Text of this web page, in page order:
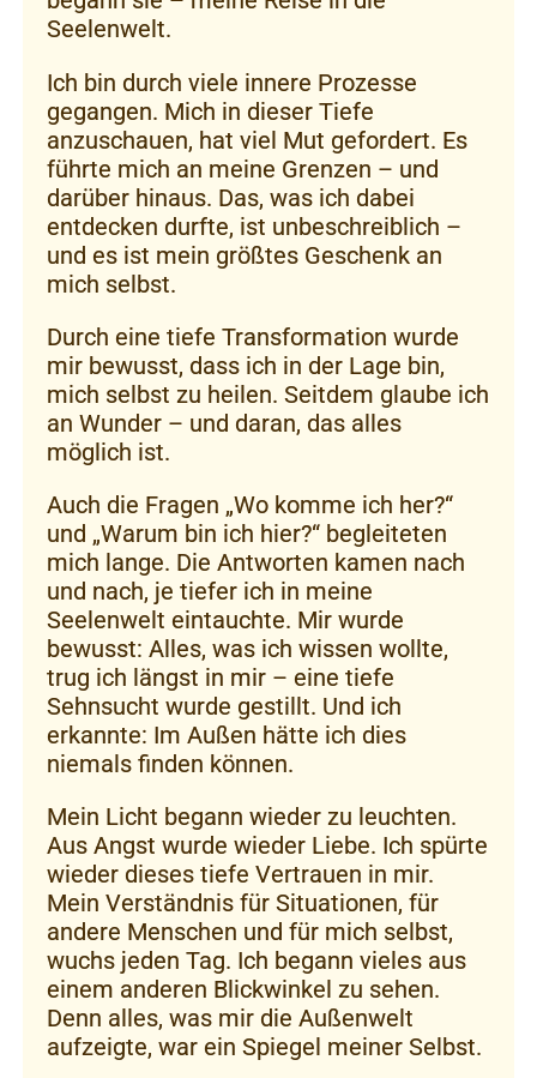
Seelenwelt.
Ich bin durch viele innere Prozesse
gegangen. Mich in dieser Tiefe
anzuschauen, hat viel Mut gefordert. Es
führte mich an meine Grenzen – und
darüber hinaus. Das, was ich dabei
entdecken durfte, ist unbeschreiblich –
und es ist mein größtes Geschenk an
mich selbst.
Durch eine tiefe Transformation wurde
mir bewusst, dass ich in der Lage bin,
mich selbst zu heilen. Seitdem glaube ich
an Wunder – und daran, das alles
möglich ist.
Auch die Fragen „Wo komme ich her?“
und „Warum bin ich hier?“ begleiteten
mich lange. Die Antworten kamen nach
und nach, je tiefer ich in meine
Seelenwelt eintauchte. Mir wurde
bewusst: Alles, was ich wissen wollte,
trug ich längst in mir – eine tiefe
Sehnsucht wurde gestillt. Und ich
erkannte: Im Außen hätte ich dies
niemals finden können.
Mein Licht begann wieder zu leuchten.
Aus Angst wurde wieder Liebe. Ich spürte
wieder dieses tiefe Vertrauen in mir.
Mein Verständnis für Situationen, für
andere Menschen und für mich selbst,
wuchs jeden Tag. Ich begann vieles aus
einem anderen Blickwinkel zu sehen.
Denn alles, was mir die Außenwelt
aufzeigte, war ein Spiegel meiner Selbst.